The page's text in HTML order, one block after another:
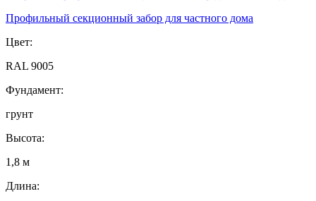
Профильный секционный забор для частного дома
Цвет:
RAL 9005
Фундамент:
грунт
Высота:
1,8 м
Длина: